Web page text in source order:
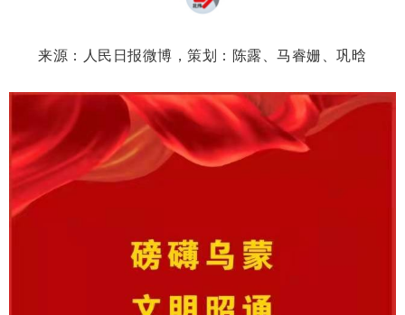
来源：人民日报微博，策划：陈露、马睿姗、巩晗